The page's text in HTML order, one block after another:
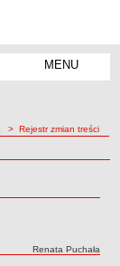
MENU
> Rejestr zmian treści
Autor:
Renata Puchała